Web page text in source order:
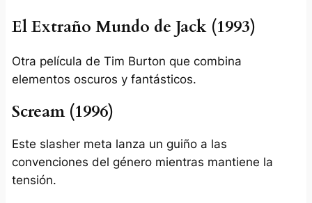
El Extraño Mundo de Jack (1993)
Otra película de Tim Burton que combina
elementos oscuros y fantásticos.
Scream (1996)
Este slasher meta lanza un guiño a las
convenciones del género mientras mantiene la
tensión.